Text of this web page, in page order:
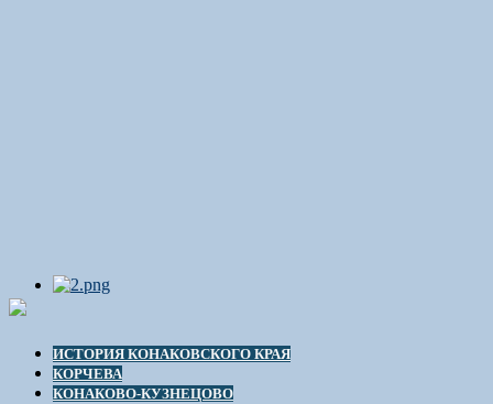
ИСТОРИЯ КОНАКОВСКОГО КРАЯ
КОРЧЕВА
КОНАКОВО-КУЗНЕЦОВО